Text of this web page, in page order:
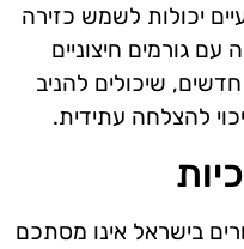
יכולות לשמש כזירה
עם גורמים חיצוניים
שיכולים להניב
להצלחה עתידית.
בישראל אינו מסתכם